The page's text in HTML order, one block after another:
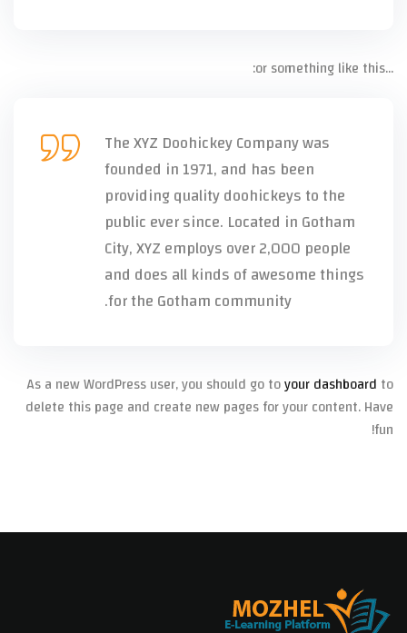
…or something like this:
The XYZ Doohickey Company was
founded in 1971, and has been
providing quality doohickeys to the
public ever since. Located in Gotham
City, XYZ employs over 2,000 people
and does all kinds of awesome things
for the Gotham community.
As a new WordPress user, you should go toyour dashboard to
delete this page and create new pages for your content. Have
fun!